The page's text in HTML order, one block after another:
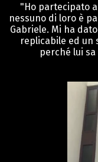
"Ho partecipato
nessuno di loro è
Gabriele. Mi ha
replicabile ed un
perché lui